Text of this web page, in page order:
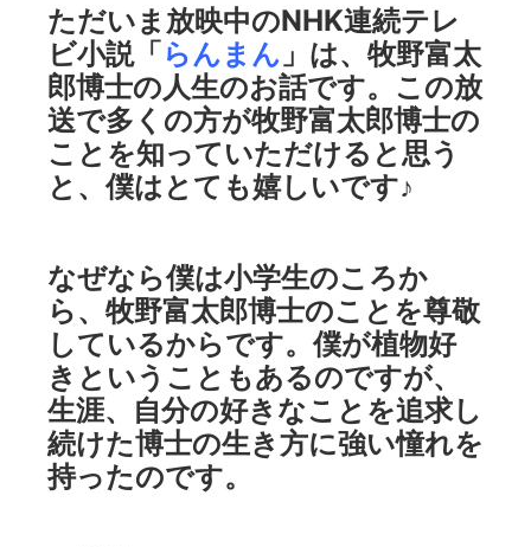
ただいま放映中のNHK連続テレ
ビ小説「らんまん 」は、牧野富太
郎博士の人生のお話です。この放
送で多くの方が牧野富太郎博士の
ことを知っていただけると思う
と、僕はとても嬉しいです♪
なぜなら僕は小学生のころか
ら、牧野富太郎博士のことを尊敬
しているからです。僕が植物好
きということもあるのですが、
生涯、自分の好きなことを追求し
続けた博士の生き方に強い憧れを
持ったのです。